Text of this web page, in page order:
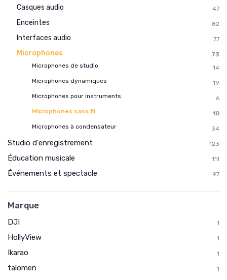
Casques audio 47
Enceintes 82
Interfaces audio 77
Microphones
73
Microphones de studio
14
Microphones dynamiques
19
Microphones pour instruments
6
Microphones sans fil
10
Microphones à condensateur
34
Studio d'enregistrement 123
Éducation musicale 111
Événements et spectacle 97
Marque
DJI 1
HollyView 1
Ikarao 1
talomen 1